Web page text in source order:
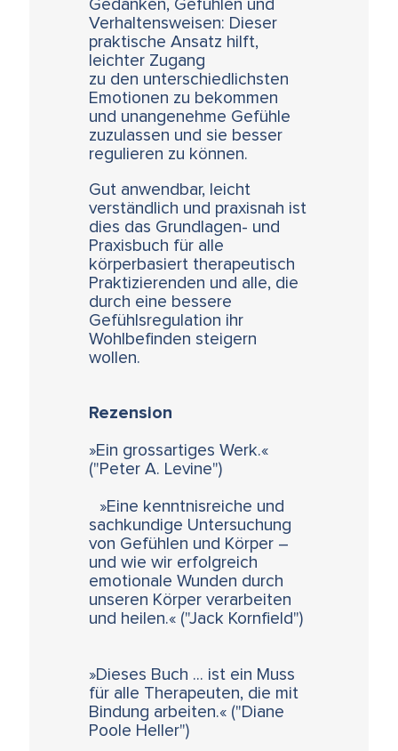
Gedanken, Gefühlen und
Verhaltensweisen: Dieser
praktische Ansatz hilft,
leichter Zugang
zu den unterschiedlichsten
Emotionen zu bekommen
und unangenehme Gefühle
zuzulassen und sie besser
regulieren zu können.
Gut anwendbar, leicht
verständlich und praxisnah ist
dies das Grundlagen- und
Praxisbuch für alle
körperbasiert therapeutisch
Praktizierenden und alle, die
durch eine bessere
Gefühlsregulation ihr
Wohlbefinden steigern
wollen.
Rezension
»Ein grossartiges Werk.«
("Peter A. Levine")
»Eine kenntnisreiche und
sachkundige Untersuchung
von Gefühlen und Körper –
und wie wir erfolgreich
emotionale Wunden durch
unseren Körper verarbeiten
und heilen.« ("Jack Kornfield")
»Dieses Buch ... ist ein Muss
für alle Therapeuten, die mit
Bindung arbeiten.« ("Diane
Poole Heller")